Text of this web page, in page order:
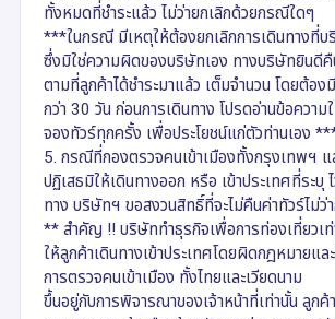
ทั้งหมดที่ชำระแล้ว ไม่ว่ายกเลิกด้วยกรณีใดๆ
***ในกรณี มีเหตุให้ต้องยกเลิกการเดินทางที่บ
ซึ่งมิใช่ความผิดของบริษัทเอง ทางบริษัทยินดีคื
ตามที่ลูกค้าได้ชำระมาแล้ว เต็มจำนวน โดยต้องมี
กว่า 30 วัน ก่อนการเดินทาง โปรดอ่านข้อความ
จองทัวร์ทุกครั้ง เพื่อประโยชน์แก่ตัวท่านเอง
5. กรณีที่กองตรวจคนเข้าเมืองทั้งกรุงเทพฯ แ
ปฏิเสธมิให้เดินทางออก หรือ เข้าประเทศที่ระบุ
ทาง บริษัทฯ ขอสงวนสิทธิ์ที่จะไม่คืนค่าทัวร์ไม่
** สำคัญ !! บริษัททำธุรกิจเพื่อการท่องเที่ยวเท่
ให้ลูกค้าเดินทางเข้าประเทศโดยผิดกฎหมายแล
การตรวจคนเข้าเมือง ทั้งไทยและเวียดนาม
ขึ้นอยู่กับการพิจารณาของเจ้าหน้าที่เท่านั้น ลูก